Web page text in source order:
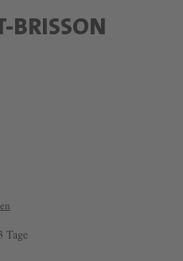
BRISSON
Tage